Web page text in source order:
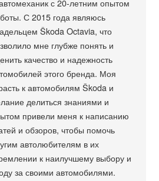
с 20-летним опытом
С 2015 года являюсь
Škoda Octavia, что
мне глубже понять и
качество и надежность
этого бренда. Моя
к автомобилям Škoda и
делиться знаниями и
привели меня к написанию
и обзоров, чтобы помочь
автолюбителям в их
к наилучшему выбору и
за своими автомобилями.